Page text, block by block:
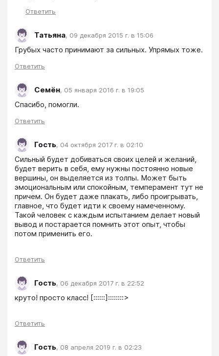
Ответить
Татьяна, 09 декабря 2015 г. в 15:06
Ответить
Семён, 05 января 2016 г. в 19:05
Спасибо, помогли.
Ответить
Гость, 04 октября 2017 г. в 02:10
Сильный будет добиваться своих целей и желаний,
будет верить в себя, ему нужны постоянно новые
вершины, он выделяется из толпы. Может быть
эмоциональным или спокойным, темперамент тут не
причем. Он будет даже плакать, либо проигрывать,
главное, что будет идти к своему намеченному.
Такой человек с каждым испытанием делает новый
вывод и постарается помнить этот опыт, чтобы
потом применить его.
Ответить
Гость, 06 декабря 2017 г. в 22:52
круто! просто класс! [::::::]::::::::>
Ответить
Гость, 08 апреля 2019 г. в 02:23